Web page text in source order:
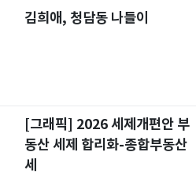
김희애, 청담동 나들이
[그래픽] 2026 세제개편안 부
동산 세제 합리화-종합부동산
세